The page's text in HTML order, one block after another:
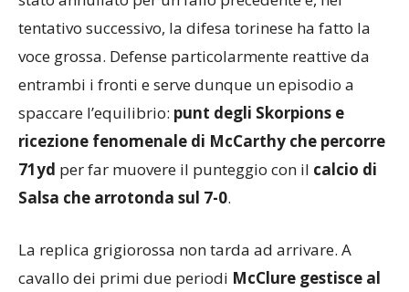
stato annullato per un fallo precedente e, nel
voce grossa. Defense particolarmente reattive da
entrambi i fronti e serve dunque un episodio a
spaccare l’equilibrio: punt degli Skorpions e
ricezione fenomenale di McCarthy che percorre
71yd per far muovere il punteggio con il
La replica grigiorossa non tarda ad arrivare. A